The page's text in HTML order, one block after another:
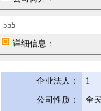
555
详细信息：
企业法人：
1
公司性质：
全